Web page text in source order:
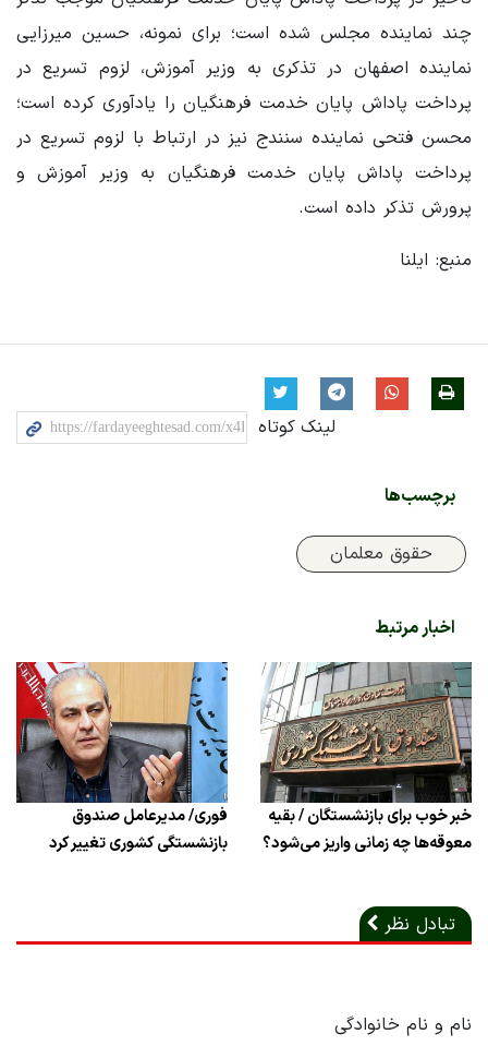
چند نماینده مجلس شده است؛ برای نمونه، حسین میرزایی
نماینده اصفهان در تذکری به وزیر آموزش، لزوم تسریع در
پرداخت پاداش پایان خدمت فرهنگیان را یادآوری کرده است؛
محسن فتحی نماینده سنندج نیز در ارتباط با لزوم تسریع در
پرداخت پاداش پایان خدمت فرهنگیان به وزیر آموزش و
پرورش تذکر داده است.
منبع: ایلنا
لینک کوتاه
برچسب‌ها
حقوق معلمان
اخبار مرتبط
خبر خوب برای بازنشستگان / بقیه
معوقه‌ها چه زمانی واریز می‌شود؟
فوری/ مدیرعامل صندوق
بازنشستگی کشوری تغییر کرد
تبادل نظر
نام و نام خانوادگی